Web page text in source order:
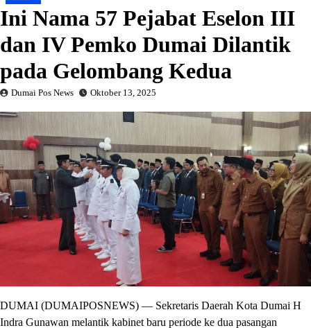
Ini Nama 57 Pejabat Eselon III
dan IV Pemko Dumai Dilantik
pada Gelombang Kedua
Dumai Pos News Oktober 13, 2025
DUMAI (DUMAIPOSNEWS) — Sekretaris Daerah Kota Dumai H
Indra Gunawan melantik kabinet baru periode ke dua pasangan